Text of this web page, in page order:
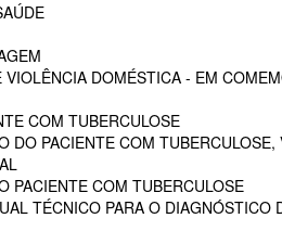
DOMÉSTICA - EM
COM TUBERCULOSE
DO PACIENTE COM TUBERCULOSE,
PACIENTE COM TUBERCULOSE
TÉCNICO PARA O DIAGNÓSTICO